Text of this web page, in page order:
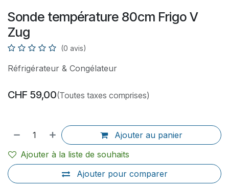
Sonde température 80cm Frigo V
Zug
(0 avis)
Réfrigérateur & Congélateur
CHF 59,00(Toutes taxes comprises)
Ajouter au panier
Ajouter pour comparer
Ajouter à la liste de souhaits